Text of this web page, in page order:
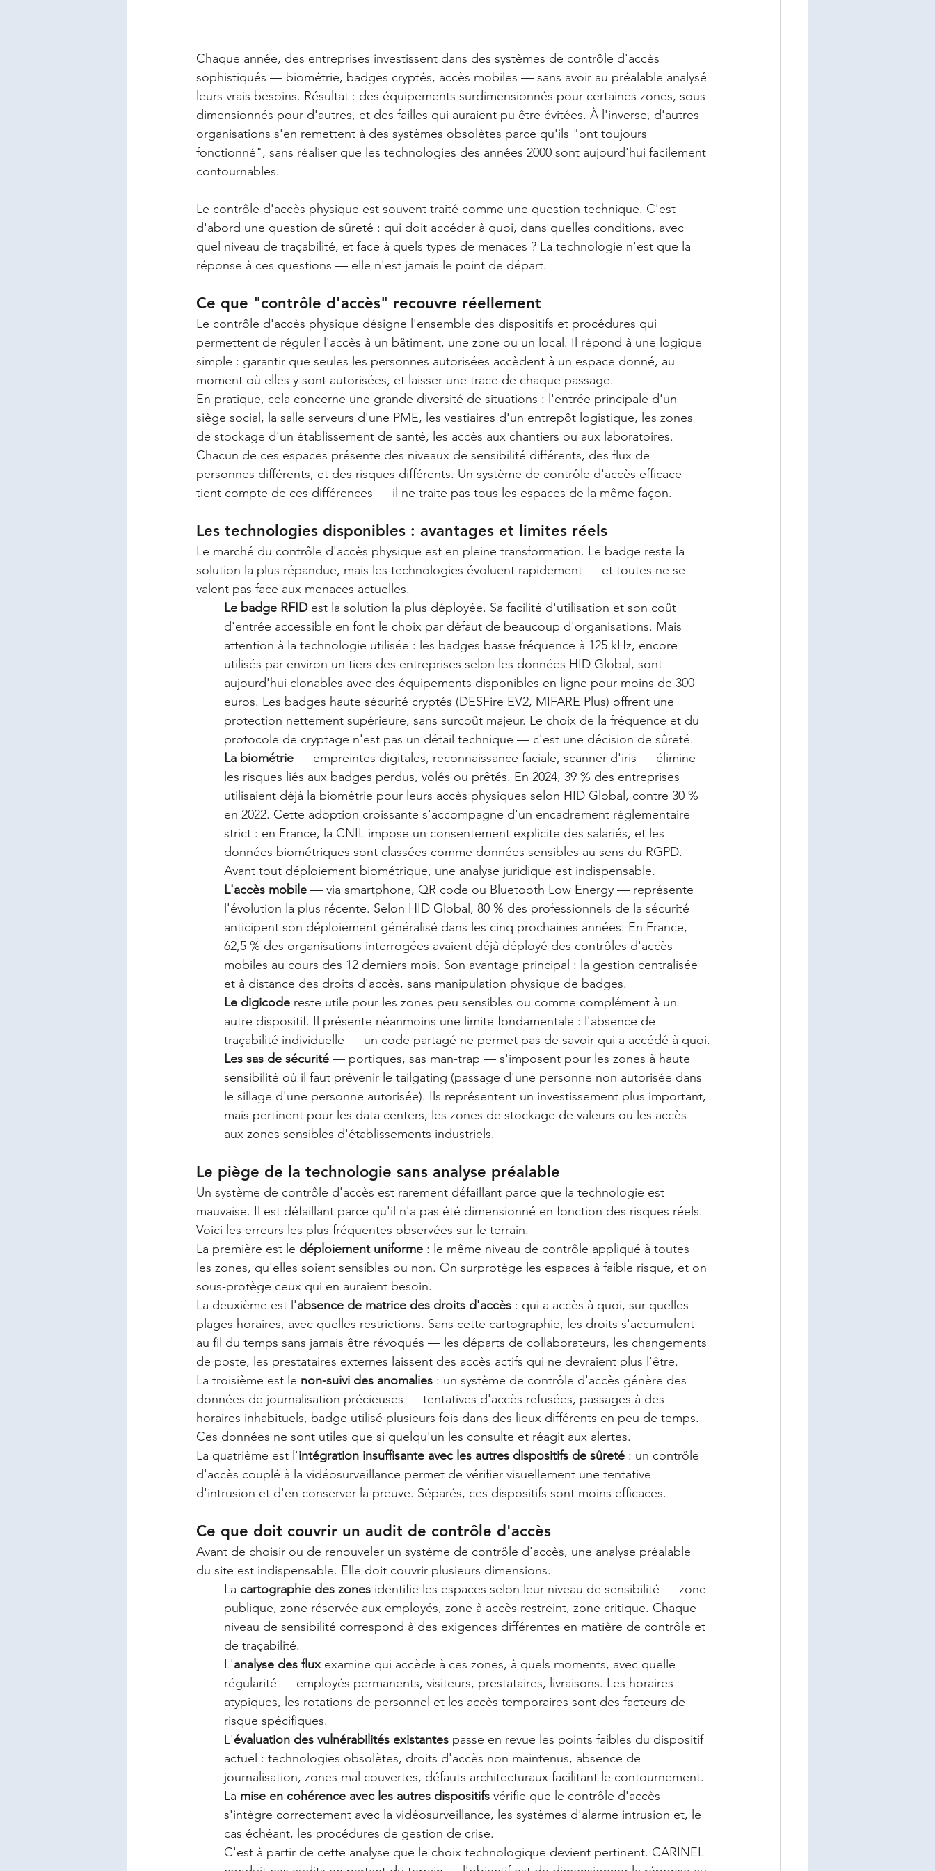
Chaque année, des entreprises investissent dans des systèmes de contrôle d'accès
sophistiqués — biométrie, badges cryptés, accès mobiles — sans avoir au préalable analysé
leurs vrais besoins. Résultat : des équipements surdimensionnés pour certaines zones, sous-
dimensionnés pour d'autres, et des failles qui auraient pu être évitées. À l'inverse, d'autres
organisations s'en remettent à des systèmes obsolètes parce qu'ils "ont toujours
fonctionné", sans réaliser que les technologies des années 2000 sont aujourd'hui facilement
contournables.
Le contrôle d'accès physique est souvent traité comme une question technique. C'est
d'abord une question de sûreté : qui doit accéder à quoi, dans quelles conditions, avec
quel niveau de traçabilité, et face à quels types de menaces ? La technologie n'est que la
réponse à ces questions — elle n'est jamais le point de départ.
Ce que "contrôle d'accès" recouvre réellement
Le contrôle d'accès physique désigne l'ensemble des dispositifs et procédures qui
permettent de réguler l'accès à un bâtiment, une zone ou un local. Il répond à une logique
simple : garantir que seules les personnes autorisées accèdent à un espace donné, au
moment où elles y sont autorisées, et laisser une trace de chaque passage.
En pratique, cela concerne une grande diversité de situations : l'entrée principale d'un
siège social, la salle serveurs d'une PME, les vestiaires d'un entrepôt logistique, les zones
de stockage d'un établissement de santé, les accès aux chantiers ou aux laboratoires.
Chacun de ces espaces présente des niveaux de sensibilité différents, des flux de
personnes différents, et des risques différents. Un système de contrôle d'accès efficace
tient compte de ces différences — il ne traite pas tous les espaces de la même façon.
Les technologies disponibles : avantages et limites réels
Le marché du contrôle d'accès physique est en pleine transformation. Le badge reste la
solution la plus répandue, mais les technologies évoluent rapidement — et toutes ne se
valent pas face aux menaces actuelles.
Le badge RFID est la solution la plus déployée. Sa facilité d'utilisation et son coût
d'entrée accessible en font le choix par défaut de beaucoup d'organisations. Mais
attention à la technologie utilisée : les badges basse fréquence à 125 kHz, encore
utilisés par environ un tiers des entreprises selon les données HID Global, sont
aujourd'hui clonables avec des équipements disponibles en ligne pour moins de 300
euros. Les badges haute sécurité cryptés (DESFire EV2, MIFARE Plus) offrent une
protection nettement supérieure, sans surcoût majeur. Le choix de la fréquence et du
protocole de cryptage n'est pas un détail technique — c'est une décision de sûreté.
La biométrie — empreintes digitales, reconnaissance faciale, scanner d'iris — élimine
les risques liés aux badges perdus, volés ou prêtés. En 2024, 39 % des entreprises
utilisaient déjà la biométrie pour leurs accès physiques selon HID Global, contre 30 %
en 2022. Cette adoption croissante s'accompagne d'un encadrement réglementaire
strict : en France, la CNIL impose un consentement explicite des salariés, et les
données biométriques sont classées comme données sensibles au sens du RGPD.
Avant tout déploiement biométrique, une analyse juridique est indispensable.
L'accès mobile — via smartphone, QR code ou Bluetooth Low Energy — représente
l'évolution la plus récente. Selon HID Global, 80 % des professionnels de la sécurité
anticipent son déploiement généralisé dans les cinq prochaines années. En France,
62,5 % des organisations interrogées avaient déjà déployé des contrôles d'accès
mobiles au cours des 12 derniers mois. Son avantage principal : la gestion centralisée
et à distance des droits d'accès, sans manipulation physique de badges.
Le digicode reste utile pour les zones peu sensibles ou comme complément à un
autre dispositif. Il présente néanmoins une limite fondamentale : l'absence de
traçabilité individuelle — un code partagé ne permet pas de savoir qui a accédé à quoi.
Les sas de sécurité — portiques, sas man-trap — s'imposent pour les zones à haute
sensibilité où il faut prévenir le tailgating (passage d'une personne non autorisée dans
le sillage d'une personne autorisée). Ils représentent un investissement plus important,
mais pertinent pour les data centers, les zones de stockage de valeurs ou les accès
aux zones sensibles d'établissements industriels.
Le piège de la technologie sans analyse préalable
Un système de contrôle d'accès est rarement défaillant parce que la technologie est
mauvaise. Il est défaillant parce qu'il n'a pas été dimensionné en fonction des risques réels.
Voici les erreurs les plus fréquentes observées sur le terrain.
La première est le déploiement uniforme : le même niveau de contrôle appliqué à toutes
les zones, qu'elles soient sensibles ou non. On surprotège les espaces à faible risque, et on
sous-protège ceux qui en auraient besoin.
La deuxième est l'absence de matrice des droits d'accès : qui a accès à quoi, sur quelles
plages horaires, avec quelles restrictions. Sans cette cartographie, les droits s'accumulent
au fil du temps sans jamais être révoqués — les départs de collaborateurs, les changements
de poste, les prestataires externes laissent des accès actifs qui ne devraient plus l'être.
La troisième est le non-suivi des anomalies : un système de contrôle d'accès génère des
données de journalisation précieuses — tentatives d'accès refusées, passages à des
horaires inhabituels, badge utilisé plusieurs fois dans des lieux différents en peu de temps.
Ces données ne sont utiles que si quelqu'un les consulte et réagit aux alertes.
La quatrième est l'intégration insuffisante avec les autres dispositifs de sûreté : un contrôle
d'accès couplé à la vidéosurveillance permet de vérifier visuellement une tentative
d'intrusion et d'en conserver la preuve. Séparés, ces dispositifs sont moins efficaces.
Ce que doit couvrir un audit de contrôle d'accès
Avant de choisir ou de renouveler un système de contrôle d'accès, une analyse préalable
du site est indispensable. Elle doit couvrir plusieurs dimensions.
La cartographie des zones identifie les espaces selon leur niveau de sensibilité — zone
publique, zone réservée aux employés, zone à accès restreint, zone critique. Chaque
niveau de sensibilité correspond à des exigences différentes en matière de contrôle et
de traçabilité.
L'analyse des flux examine qui accède à ces zones, à quels moments, avec quelle
régularité — employés permanents, visiteurs, prestataires, livraisons. Les horaires
atypiques, les rotations de personnel et les accès temporaires sont des facteurs de
risque spécifiques.
L'évaluation des vulnérabilités existantes passe en revue les points faibles du dispositif
actuel : technologies obsolètes, droits d'accès non maintenus, absence de
journalisation, zones mal couvertes, défauts architecturaux facilitant le contournement.
La mise en cohérence avec les autres dispositifs vérifie que le contrôle d'accès
s'intègre correctement avec la vidéosurveillance, les systèmes d'alarme intrusion et, le
cas échéant, les procédures de gestion de crise.
C'est à partir de cette analyse que le choix technologique devient pertinent. CARINEL